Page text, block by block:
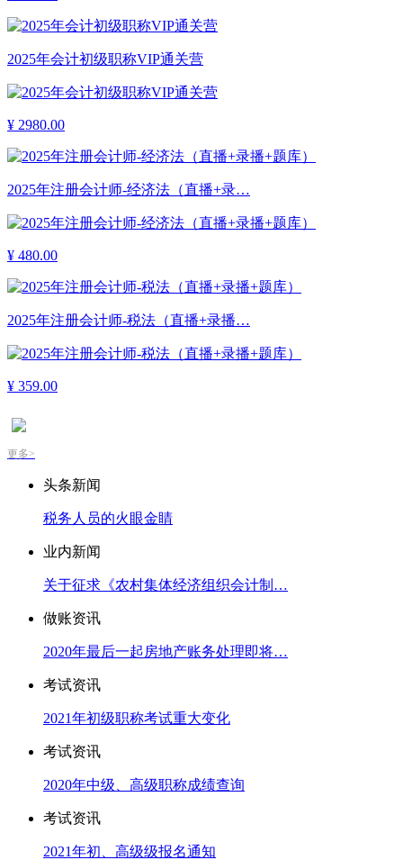
2025年会计初级职称VIP通关营
¥ 2980.00
2025年注册会计师-经济法（直播+录…
¥ 480.00
2025年注册会计师-税法（直播+录播…
¥ 359.00
更多>
头条新闻
税务人员的火眼金睛
业内新闻
关于征求《农村集体经济组织会计制…
做账资讯
2020年最后一起房地产账务处理即将…
考试资讯
2021年初级职称考试重大变化
考试资讯
2020年中级、高级职称成绩查询
考试资讯
2021年初、高级级报名通知